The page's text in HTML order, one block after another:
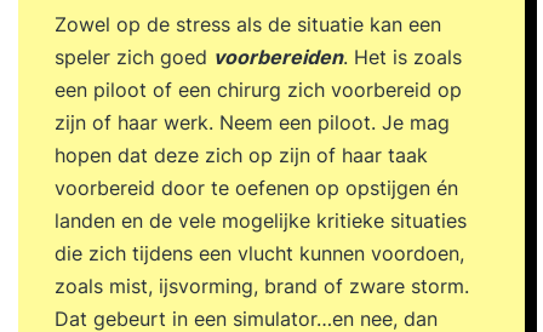
invloed uitoefent op het versterken of veranderen
van de organisatiecultuur. Management in de
sport In deze lessen leer je het belang van HRM
binnen een sportorganisatie en weet je wat
operationeel management in de sportwereld
inhoudt. Daarnaast leer je het belang van
financieel management binnen sportorganisaties
en ontdek je de verschillen tussen marketing van
sport en marketing via sport.
Zowel op de stress als de situatie kan een
speler zich goed voorbereiden. Het is zoals
een piloot of een chirurg zich voorbereid op
zijn of haar werk. Neem een piloot. Je mag
hopen dat deze zich op zijn of haar taak
voorbereid door te oefenen op opstijgen én
landen en de vele mogelijke kritieke situaties
die zich tijdens een vlucht kunnen voordoen,
zoals mist, ijsvorming, brand of zware storm.
Dat gebeurt in een simulator…en nee, dan